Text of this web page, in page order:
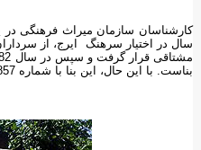
بناست. با این حال، این بنا با شماره 13857 در روز بیست و پنجم آبان ماه سال 84 در فهرست میراث ملی ثبت شد.